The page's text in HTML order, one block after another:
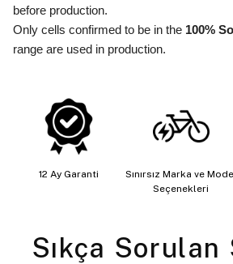
before production.
Only cells confirmed to be in the 100%
range are used in production.
12 Ay Garanti
Sınırsız Marka ve
Seçenekleri
Sıkça